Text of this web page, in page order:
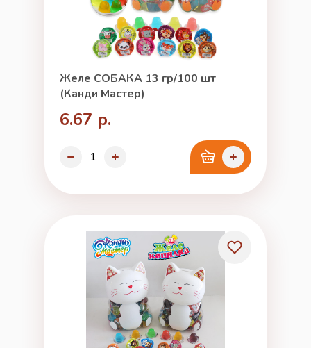
Желе СОБАКА 13 гр/100 шт
(Канди Мастер)
6.67 р.